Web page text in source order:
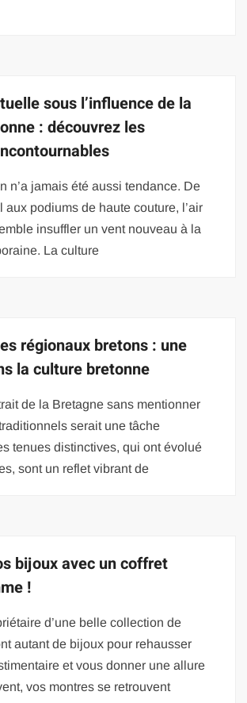
sous l’influence de la
: découvrez les
n’a jamais été aussi tendance. De
aux podiums de haute couture, l’air
insuffler un vent nouveau à la
La culture
régionaux bretons : une
la culture bretonne
de la Bretagne sans mentionner
serait une tâche
tenues distinctives, qui ont évolué
sont un reflet vibrant de
bijoux avec un coffret
!
d’une belle collection de
autant de bijoux pour rehausser
et vous donner une allure
vos montres se retrouvent